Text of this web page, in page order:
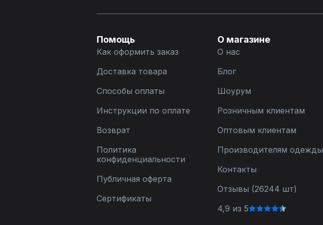
Помощь
Как оформить заказ
Доставка товара
Способы оплаты
Инструкции по оплате
Возврат
Политика
конфиденциальности
Публичная оферта
Сертификаты
О магазине
О нас
Блог
Шоурум
Розничным клиентам
Оптовым клиентам
Производителям одежды
Контакты
Отзывы (26244 шт)
4,9 из 5